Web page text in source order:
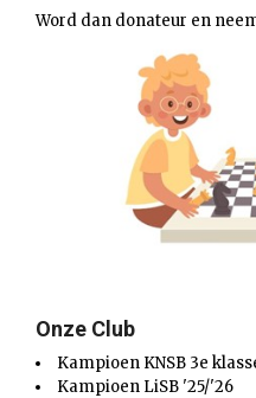
Word dan donateur en
Onze Club
Kampioen KNSB 3e
Kampioen LiSB '25/'26